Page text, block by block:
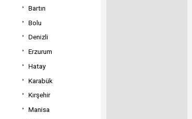
Bartın
Bolu
Denizli
Erzurum
Hatay
Karabük
Kırşehir
Manisa